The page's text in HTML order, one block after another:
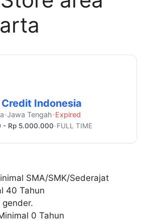
Credit Indonesia
•Jawa Tengah•Expired
- Rp 5.000.000 •FULL TIME
SMA/SMK/Sederajat
40 Tahun
gender.
0 Tahun